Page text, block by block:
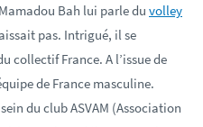
Bah lui parle du volley
pas. Intrigué, il se
collectif France. A l’issue de
de France masculine.
du club ASVAM (Association